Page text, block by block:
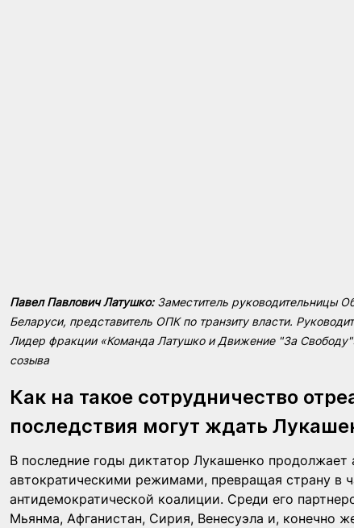
Павел Павлович Латушко: Заместитель руководительницы
Беларуси, представитель ОПК по транзиту власти.
Лидер фракции «Команда Латушко и Движение "За
созыва
Как на такое сотрудничество
последствия могут ждать
В последние годы диктатор Лукашенко продолжает
автократическими режимами, превращая страну в
антидемократической коалиции. Среди его
Мьянма, Афганистан, Сирия, Венесуэла и, конечно